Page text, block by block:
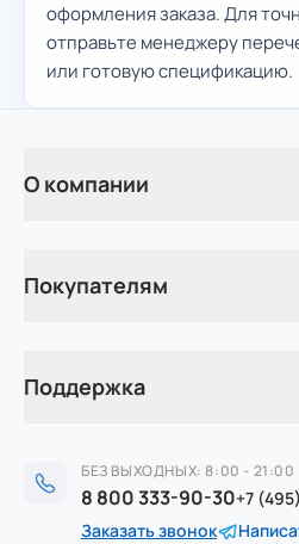
оформления заказа. Для
отправьте менеджеру
или готовую спецификацию.
О компании
Покупателям
Поддержка
БЕЗ ВЫХОДНЫХ: 8:00 - 21:00
8 800 333-90-30+7
Заказать звонок